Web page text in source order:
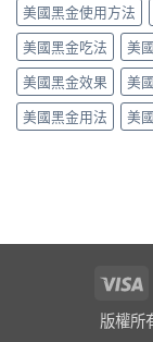
美國黑金使用方法
美國黑金吃法
美
美國黑金效果
美
美國黑金用法
美
版權所